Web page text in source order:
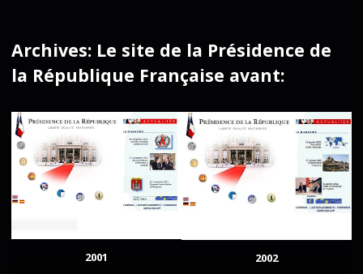
Archives: Le site de la Présidence de
la République Française avant:
2001 2002